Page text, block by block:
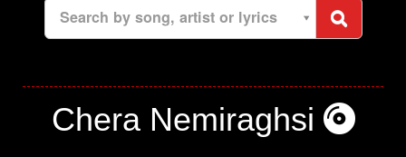
Search by song, artist or lyrics
Chera Nemiraghsi